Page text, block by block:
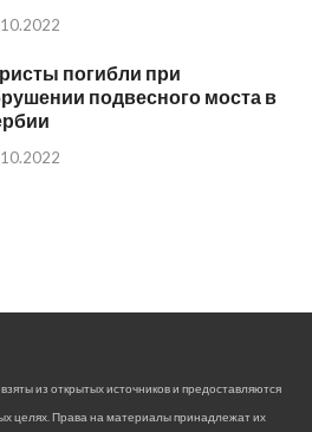
погибли при
подвесного моста в
из открытых источников и предоставляются
целях. Права на материалы принадлежат их